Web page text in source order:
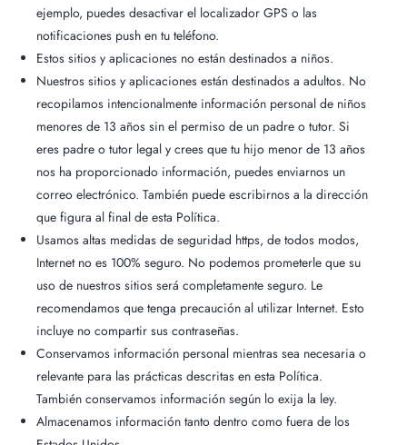
ejemplo, puedes desactivar el localizador GPS o las
notificaciones push en tu teléfono.
Estos sitios y aplicaciones no están destinados a niños.
Nuestros sitios y aplicaciones están destinados a adultos. No
recopilamos intencionalmente información personal de niños
menores de 13 años sin el permiso de un padre o tutor. Si
eres padre o tutor legal y crees que tu hijo menor de 13 años
nos ha proporcionado información, puedes enviarnos un
correo electrónico. También puede escribirnos a la dirección
que figura al final de esta Política.
Usamos altas medidas de seguridad https, de todos modos,
Internet no es 100% seguro. No podemos prometerle que su
uso de nuestros sitios será completamente seguro. Le
recomendamos que tenga precaución al utilizar Internet. Esto
incluye no compartir sus contraseñas.
Conservamos información personal mientras sea necesaria o
relevante para las prácticas descritas en esta Política.
También conservamos información según lo exija la ley.
Almacenamos información tanto dentro como fuera de los
Home
About Us
Our Menus